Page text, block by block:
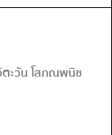
ตะวัน โสภณพนิช